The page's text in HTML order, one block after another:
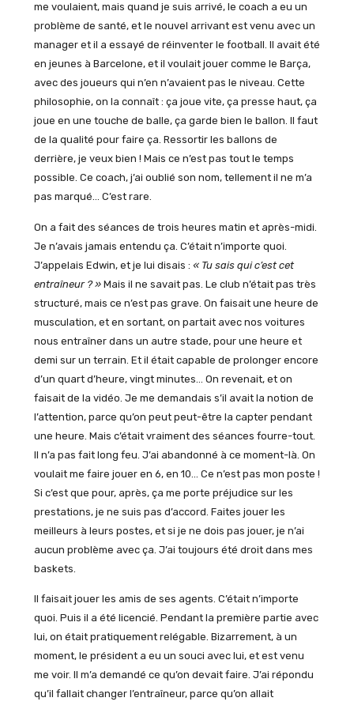
me voulaient, mais quand je suis arrivé, le coach a eu un
problème de santé, et le nouvel arrivant est venu avec un
manager et il a essayé de réinventer le football. Il avait été
en jeunes à Barcelone, et il voulait jouer comme le Barça,
avec des joueurs qui n’en n’avaient pas le niveau. Cette
philosophie, on la connaît : ça joue vite, ça presse haut, ça
joue en une touche de balle, ça garde bien le ballon. Il faut
de la qualité pour faire ça. Ressortir les ballons de
derrière, je veux bien ! Mais ce n’est pas tout le temps
possible. Ce coach, j’ai oublié son nom, tellement il ne m’a
pas marqué… C’est rare.
On a fait des séances de trois heures matin et après-midi.
Je n’avais jamais entendu ça. C’était n’importe quoi.
J’appelais Edwin, et je lui disais : « Tu sais qui c’est cet
entraîneur ? »Mais il ne savait pas. Le club n’était pas très
structuré, mais ce n’est pas grave. On faisait une heure de
musculation, et en sortant, on partait avec nos voitures
nous entraîner dans un autre stade, pour une heure et
demi sur un terrain. Et il était capable de prolonger encore
d’un quart d’heure, vingt minutes… On revenait, et on
faisait de la vidéo. Je me demandais s’il avait la notion de
l’attention, parce qu’on peut peut-être la capter pendant
une heure. Mais c’était vraiment des séances fourre-tout.
Il n’a pas fait long feu. J’ai abandonné à ce moment-là. On
voulait me faire jouer en 6, en 10… Ce n’est pas mon poste !
Si c’est que pour, après, ça me porte préjudice sur les
prestations, je ne suis pas d’accord. Faites jouer les
meilleurs à leurs postes, et si je ne dois pas jouer, je n’ai
aucun problème avec ça. J’ai toujours été droit dans mes
baskets.
Il faisait jouer les amis de ses agents. C’était n’importe
quoi. Puis il a été licencié. Pendant la première partie avec
lui, on était pratiquement relégable. Bizarrement, à un
moment, le président a eu un souci avec lui, et est venu
me voir. Il m’a demandé ce qu’on devait faire. J’ai répondu
qu’il fallait changer l’entraîneur, parce qu’on allait